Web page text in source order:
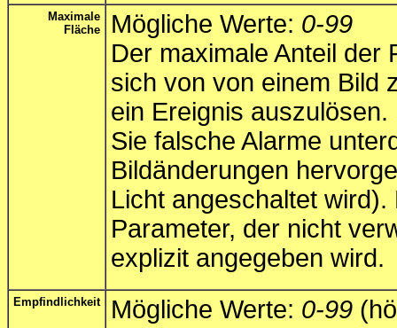
Maximale
Fläche
Mögliche Werte: 0-99
Der maximale Anteil der
sich von von einem Bild
ein Ereignis
Sie falsche Alarme
Bildänderungen
Licht angeschaltet
Parameter, der nicht
explizit angegeben wird.
Empfindlichkeit Mögliche Werte: 0-99